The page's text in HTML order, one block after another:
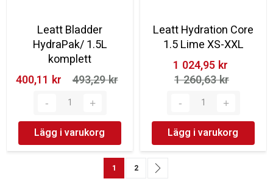
Leatt Bladder
HydraPak/ 1.5L
komplett
400,11 kr‎
493,29 kr‎
Lägg i varukorg
Leatt Hydration Core
1.5 Lime XS-XXL
1 024,95 kr‎
1 260,63 kr‎
Lägg i varukorg
SidaYou're currently reading page
1 Sida
2